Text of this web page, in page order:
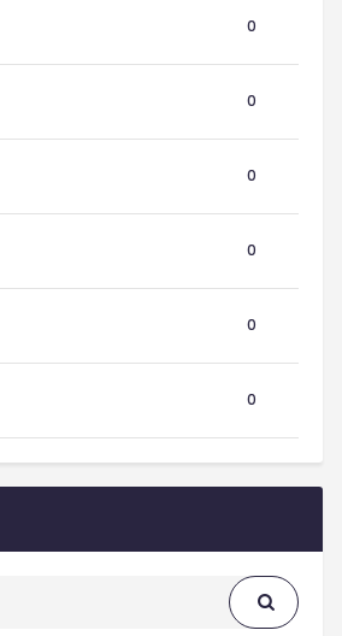
0
0
0
0
0
0